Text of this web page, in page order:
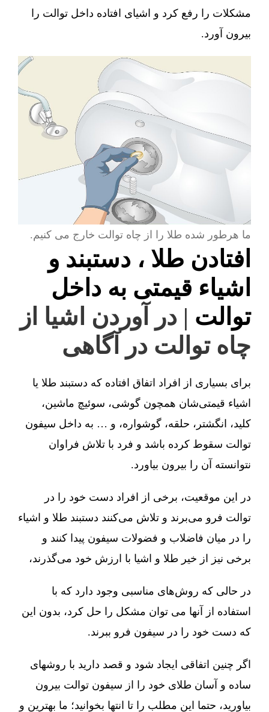
مشکلات را رفع کرد و اشیای افتاده داخل توالت را
بیرون آورد.
ما هرطور شده طلا را از چاه توالت خارج می کنیم.
افتادن طلا ، دستبند و
اشیاء قیمتی به داخل
توالت | در آوردن اشیا از
چاه توالت در آگاهی
برای بسیاری از افراد اتفاق افتاده که دستبند طلا یا
اشیاء قیمتی‌شان همچون گوشی، سوئیچ ماشین،
کلید، انگشتر، حلقه، گوشواره، و … به داخل سیفون
توالت سقوط کرده باشد و فرد با تلاش فراوان
نتوانسته آن را بیرون بیاورد.
در این موقعیت، برخی از افراد دست خود را در
توالت فرو می‌برند و تلاش می‌کنند دستبند طلا و اشیاء
را در میان فاضلاب و فضولات سیفون پیدا کنند و
برخی نیز از خیر طلا و اشیا با ارزش خود می‌گذرند،
در حالی که روش‌های مناسبی وجود دارد که با
استفاده از آنها می توان مشکل را حل کرد، بدون این
که دست خود را در سیفون فرو ببرند.
اگر چنین اتفاقی ایجاد شود و قصد دارید با روشهای
ساده و آسان طلای خود را از سیفون توالت بیرون
بیاورید، حتما این مطلب را تا انتها بخوانید؛ ما بهترین و